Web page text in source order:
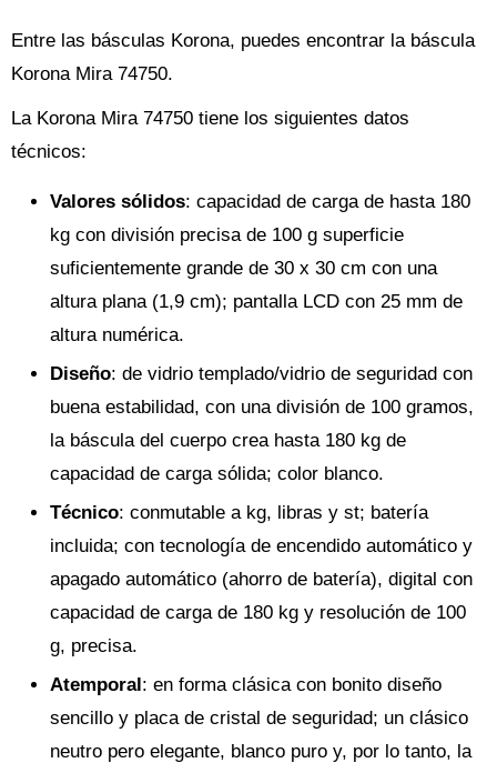
Entre las básculas Korona, puedes encontrar la báscula
Korona Mira 74750.
La Korona Mira 74750 tiene los siguientes datos
técnicos:
Valores sólidos: capacidad de carga de hasta 180
kg con división precisa de 100 g superficie
suficientemente grande de 30 x 30 cm con una
altura plana (1,9 cm); pantalla LCD con 25 mm de
altura numérica.
Diseño: de vidrio templado/vidrio de seguridad con
buena estabilidad, con una división de 100 gramos,
la báscula del cuerpo crea hasta 180 kg de
capacidad de carga sólida; color blanco.
Técnico: conmutable a kg, libras y st; batería
incluida; con tecnología de encendido automático y
apagado automático (ahorro de batería), digital con
capacidad de carga de 180 kg y resolución de 100
g, precisa.
Atemporal : en forma clásica con bonito diseño
sencillo y placa de cristal de seguridad; un clásico
neutro pero elegante, blanco puro y, por lo tanto, la